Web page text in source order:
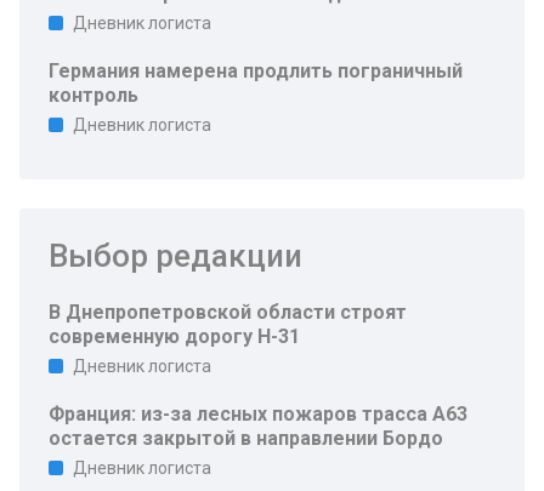
Дневник логиста
Германия намерена продлить пограничный
контроль
Дневник логиста
Выбор редакции
В Днепропетровской области строят
современную дорогу Н-31
Дневник логиста
Франция: из-за лесных пожаров трасса A63
остается закрытой в направлении Бордо
Дневник логиста